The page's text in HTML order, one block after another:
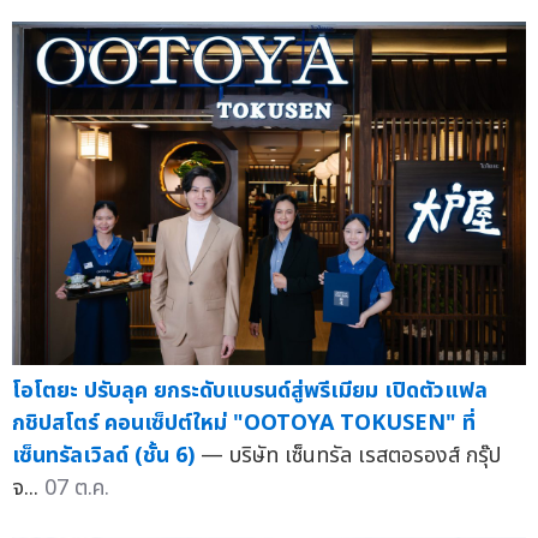
โอโตยะ ปรับลุค ยกระดับแบรนด์สู่พรีเมียม เปิดตัวแฟล
กชิปสโตร์ คอนเซ็ปต์ใหม่ "OOTOYA TOKUSEN" ที่
เซ็นทรัลเวิลด์ (ชั้น 6) — บริษัท เซ็นทรัล เรสตอรองส์ กรุ๊ป
จ... 07 ต.ค.